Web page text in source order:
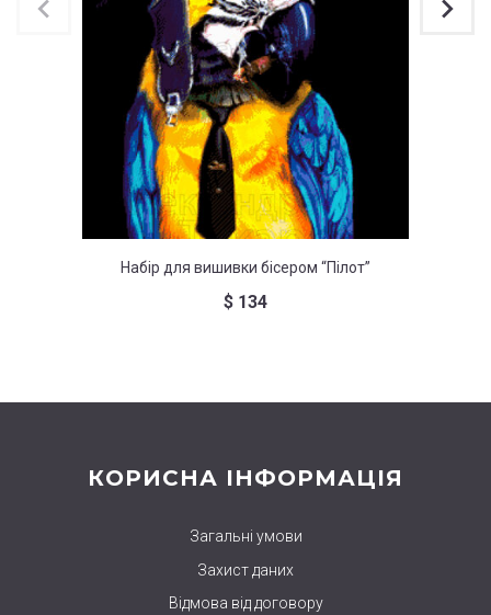
Набір для вишивки бісером “Пілот”
$ 134
КОРИСНА ІНФОРМАЦІЯ
Загальні умови
Захист даних
Відмова від договору